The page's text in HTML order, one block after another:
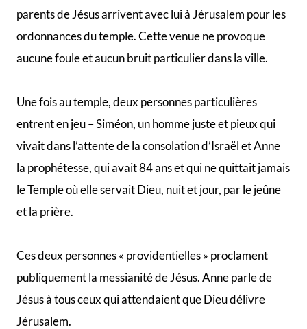
parents de Jésus arrivent avec lui à Jérusalem pour les
ordonnances du temple. Cette venue ne provoque
aucune foule et aucun bruit particulier dans la ville.
Une fois au temple, deux personnes particulières
entrent en jeu – Siméon, un homme juste et pieux qui
vivait dans l’attente de la consolation d’Israël et Anne
la prophétesse, qui avait 84 ans et qui ne quittait jamais
le Temple où elle servait Dieu, nuit et jour, par le jeûne
et la prière.
Ces deux personnes « providentielles » proclament
publiquement la messianité de Jésus. Anne parle de
Jésus à tous ceux qui attendaient que Dieu délivre
Jérusalem.